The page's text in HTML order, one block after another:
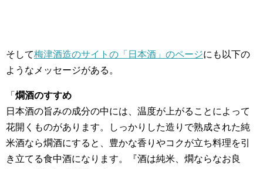
そして梅津酒造のサイトの「日本酒」のページにも以下の
ようなメッセージがある。
「 燗酒のすすめ
日本酒の旨みの成分の中には、温度が上がることによって
花開くものがあります。しっかりした造りで熟成された純
米酒なら燗酒にすると、豊かな香りやコクが立ち料理を引
き立てる食中酒になります。『酒は純米、燗ならなお良